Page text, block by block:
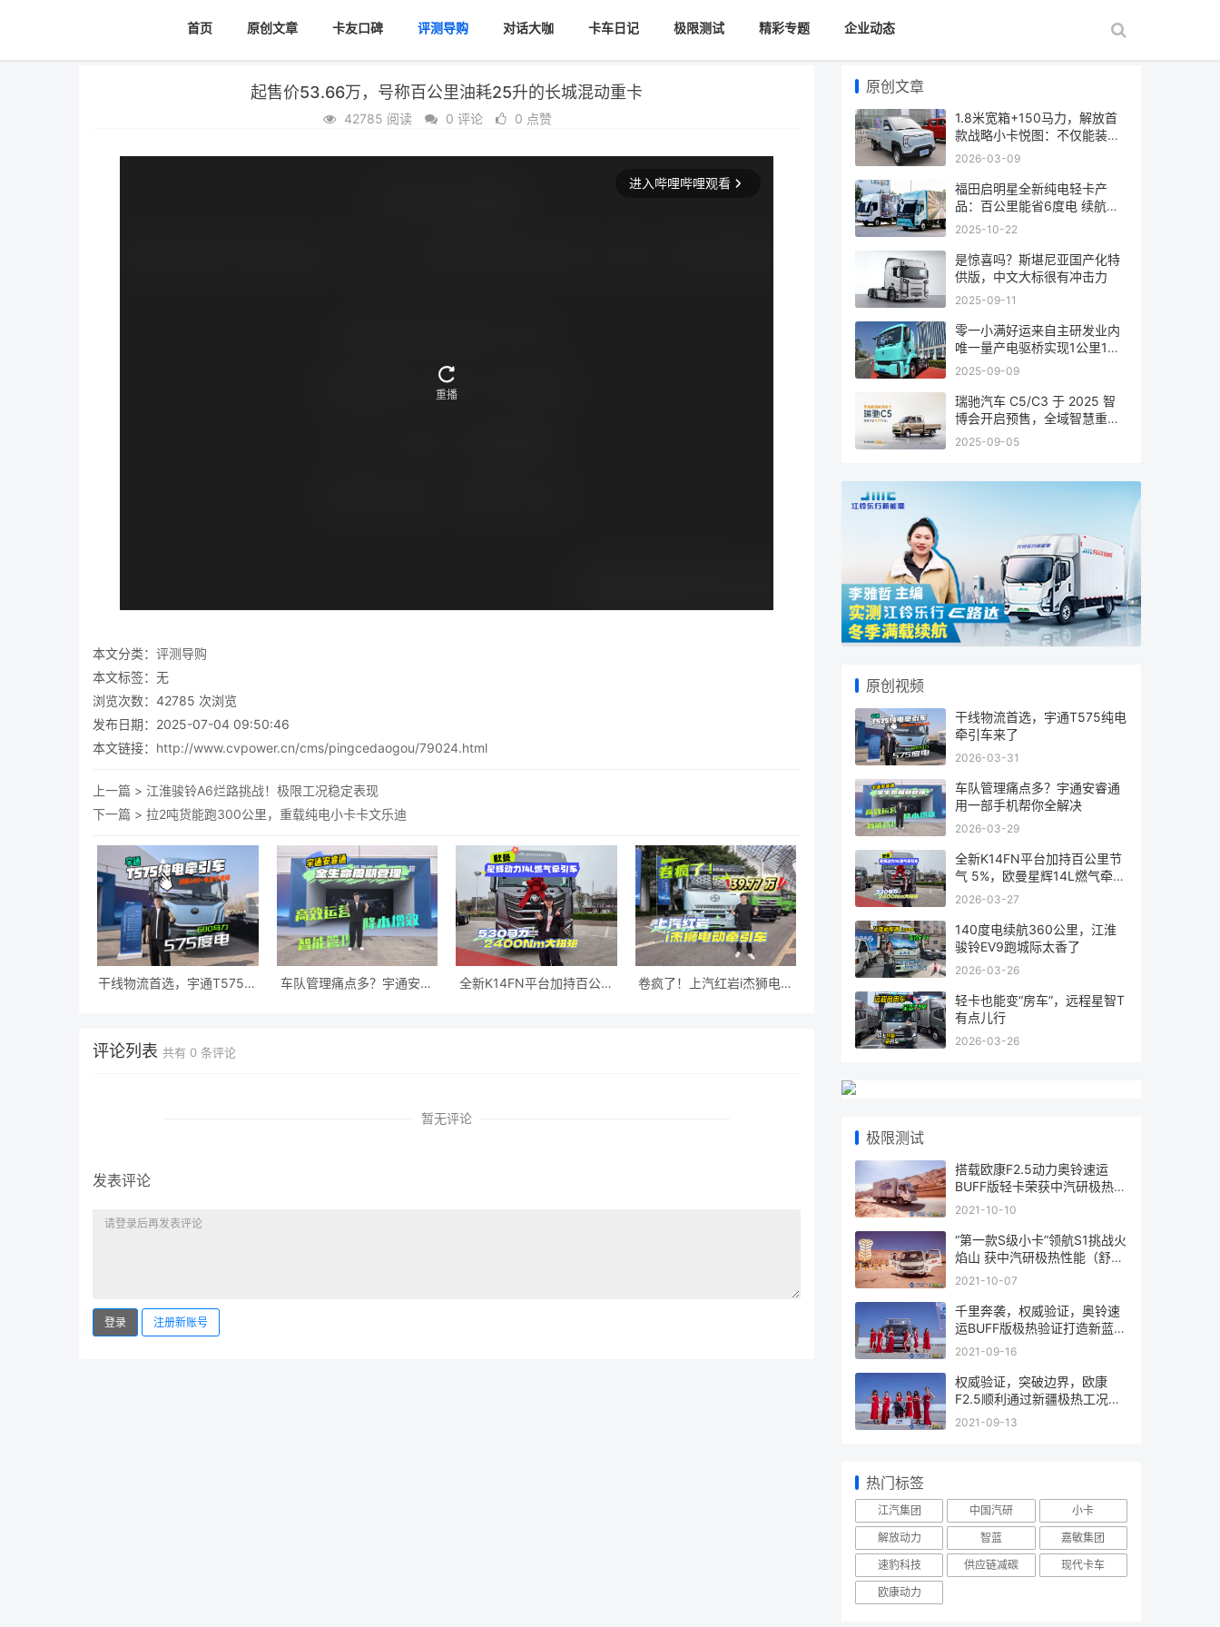
首页 原创文章 卡友口碑 评测导购 对话大咖 卡车日记 极限测试 精彩专题 企业动态
起售价53.66万，号称百公里油耗25升的长城混动重卡
42785 阅读 0 评论 0 点赞
本文分类： 评测导购
本文标签：无
浏览次数： 42785 次浏览
发布日期：2025-07-04 09:50:46
本文链接： http://www.cvpower.cn/cms/pingcedaogou/79024.html
上一篇 > 江淮骏铃A6烂路挑战！极限工况稳定表现
下一篇 > 拉2吨货能跑300公里，重载纯电小卡卡文乐迪
干线物流首选，宇通T575纯
车队管理痛点多？宇通安睿
全新K14FN平台加持百公里
卷疯了！上汽红岩i杰狮电动
评论列表 共有 0 条评论
暂无评论
发表评论
登录 注册新账号
原创文章
1.8米宽箱+150马力，解放首
款战略小卡悦图：不仅能装，
更是卡友的“
2026-03-09
福田启明星全新纯电轻卡产
品：百公里能省6度电 续航
607公里
2025-10-22
是惊喜吗？斯堪尼亚国产化特
供版，中文大标很有冲击力
2025-09-11
零一小满好运来自主研发业内
唯一量产电驱桥实现1公里1度
电
2025-09-09
瑞驰汽车 C5/C3 于 2025 智
博会开启预售，全域智慧重塑
商用车
2025-09-05
原创视频
干线物流首选，宇通T575纯电
牵引车来了
2026-03-31
车队管理痛点多？宇通安睿通
用一部手机帮你全解决
2026-03-29
全新K14FN平台加持百公里节
气 5%，欧曼星辉14L燃气牵引
车省气又
2026-03-27
140度电续航360公里，江淮
骏铃EV9跑城际太香了
2026-03-26
轻卡也能变“房车”，远程星智T
有点儿行
2026-03-26
极限测试
搭载欧康F2.5动力奥铃速运
BUFF版轻卡荣获中汽研极热动
力认证
2021-10-10
“第一款S级小卡”领航S1挑战火
焰山 获中汽研极热性能（舒
适）认证
2021-10-07
千里奔袭，权威验证，奥铃速
运BUFF版极热验证打造新蓝牌
更优选择
2021-09-16
权威验证，突破边界，欧康
F2.5顺利通过新疆极热工况验
证试验
2021-09-13
热门标签
江汽集团 中国汽研 小卡
解放动力 智蓝 嘉敏集团
速豹科技 供应链减碳 现代卡车
欧康动力